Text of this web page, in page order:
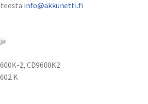
info@akkunetti.fi
2, CD9600K2
K